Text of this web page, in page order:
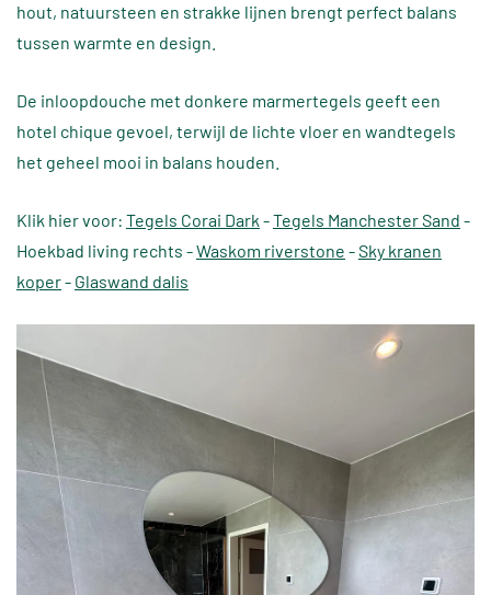
hout, natuursteen en strakke lijnen brengt perfect balans
tussen warmte en design.
De inloopdouche met donkere marmertegels geeft een
hotel chique gevoel, terwijl de lichte vloer en wandtegels
het geheel mooi in balans houden.
Klik hier voor: Tegels Corai Dark -Tegels Manchester Sand -
Hoekbad living rechts -Waskom riverstone -Sky kranen
koper- Glaswand dalis